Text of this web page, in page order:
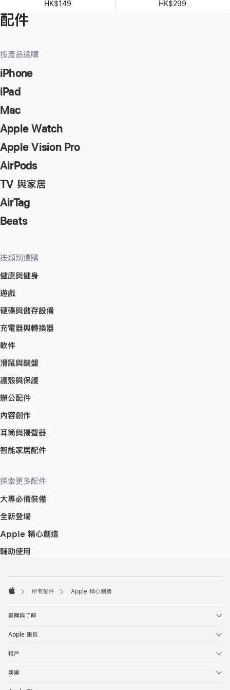
HK$149 HK$299
配件
按產品選購
iPhone
iPad
Mac
Apple Watch
Apple Vision Pro
AirPods
TV 與家居
AirTag
Beats
按類別選購
健康與健身
遊戲
硬碟與儲存設備
充電器與轉換器
軟件
滑鼠與鍵盤
護殼與保護
辦公配件
內容創作
耳筒與揚聲器
智能家居配件
探索更多配件
大專必備裝備
全新登場
Apple 精心創造
輔助使用
腳
所有配件 Apple 精心創造
選購與了解
Apple 銀包
帳戶
娛樂